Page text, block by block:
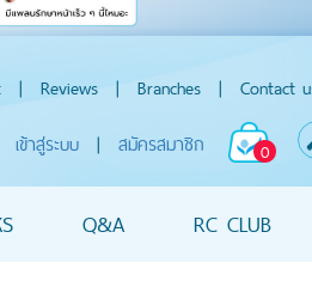
| Reviews | Branches | Contact
0
เข้าสู่ระบบ | สมัครสมาชิก
Q&A RC CLUB